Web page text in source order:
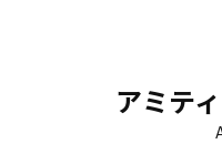
アミテ